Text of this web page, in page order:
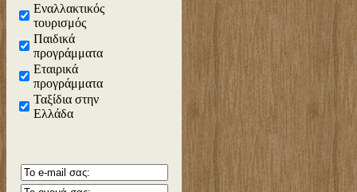
Εναλλακτικός
τουρισμός
Παιδικά
προγράμματα
Εταιρικά
προγράμματα
Ταξίδια στην
Ελλάδα